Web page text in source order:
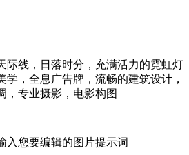
际线，日落时分，充满活力的霓虹灯
学，全息广告牌，流畅的建筑设计，
，专业摄影，电影构图
入您要编辑的图片提示词